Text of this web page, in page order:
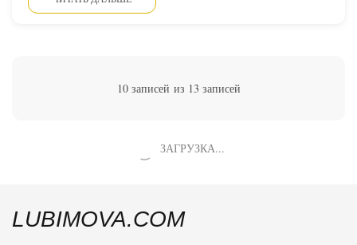
10 записей из 13 записей
ЗАГРУЗКА...
LUBIMOVA.COM